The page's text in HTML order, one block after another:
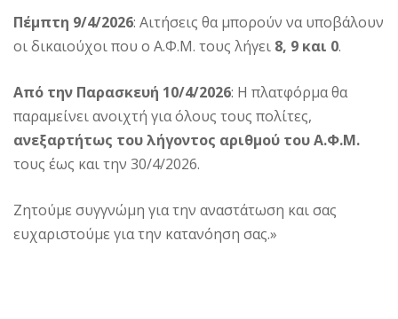
Πέμπτη 9/4/2026: Αιτήσεις θα μπορούν να υποβάλουν
οι δικαιούχοι που ο Α.Φ.Μ. τους λήγει 8, 9 και 0.
Από την Παρασκευή 10/4/2026: Η πλατφόρμα θα
παραμείνει ανοιχτή για όλους τους πολίτες,
ανεξαρτήτως του λήγοντος αριθμού του Α.Φ.Μ.
τους έως και την 30/4/2026.
Ζητούμε συγγνώμη για την αναστάτωση και σας
ευχαριστούμε για την κατανόηση σας.»